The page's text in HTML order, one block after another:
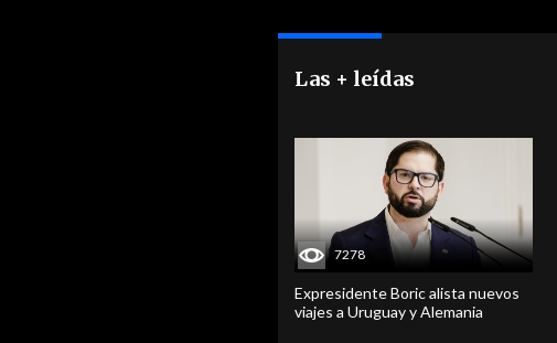
Las + leídas
7278
Expresidente Boric alista nuevos
viajes a Uruguay y Alemania